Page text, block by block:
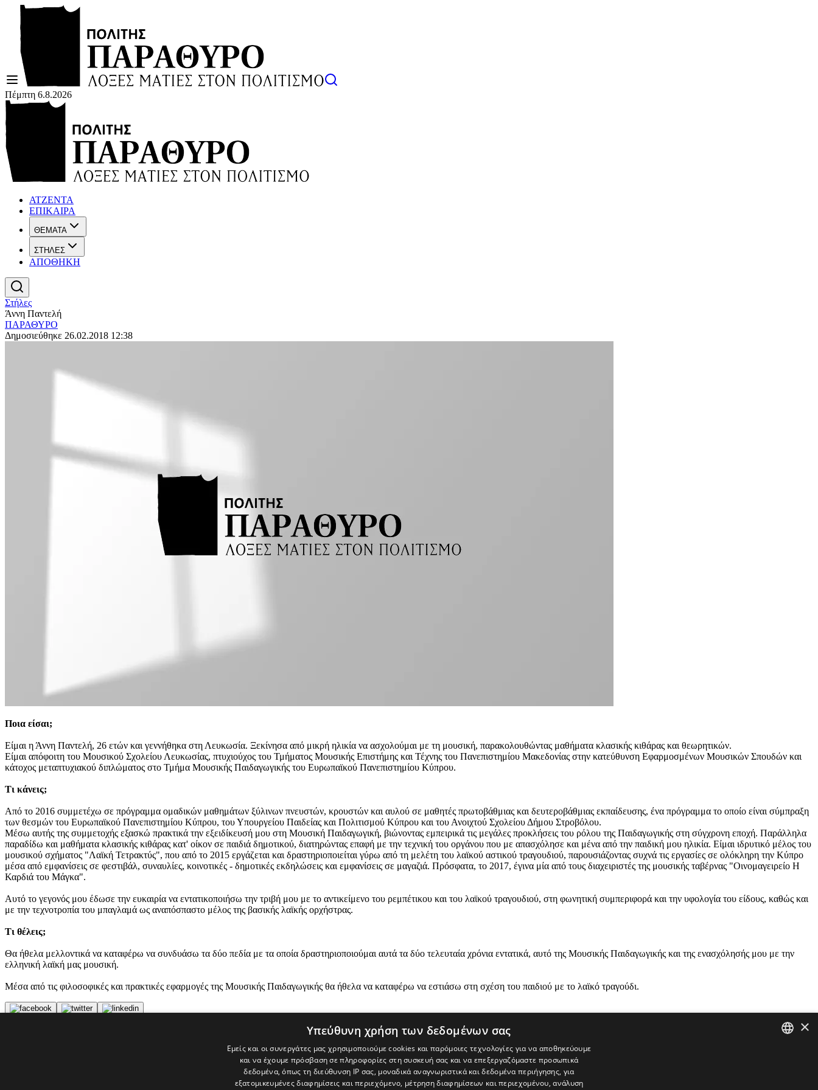
Πέμπτη 6.8.2026
ΑΤΖΕΝΤΑ
ΕΠΙΚΑΙΡΑ
ΘΕΜΑΤΑ
ΣΤΗΛΕΣ
ΑΠΟΘΗΚΗ
Στήλες
Άννη Παντελή
ΠΑΡΑΘΥΡΟ
Δημοσιεύθηκε 26.02.2018 12:38
Ποια είσαι;
Είμαι η Άννη Παντελή, 26 ετών και γεννήθηκα στη Λευκωσία. Ξεκίνησα από μικρή ηλικία να ασχολούμαι με τη μουσική, παρακολουθώντας μαθήματα κλασικής κιθάρας και θεωρητικών.
Είμαι απόφοιτη του Μουσικού Σχολείου Λευκωσίας, πτυχιούχος του Τμήματος Μουσικής Επιστήμης και Τέχνης του Πανεπιστημίου Μακεδονίας στην κατεύθυνση Εφαρμοσμένων Μουσικών Σπουδών και
κάτοχος μεταπτυχιακού διπλώματος στο Τμήμα Μουσικής Παιδαγωγικής του Ευρωπαϊκού Πανεπιστημίου Κύπρου.
Τι κάνεις;
Από το 2016 συμμετέχω σε πρόγραμμα ομαδικών μαθημάτων ξύλινων πνευστών, κρουστών και αυλού σε μαθητές πρωτοβάθμιας και δευτεροβάθμιας εκπαίδευσης, ένα πρόγραμμα το οποίο είναι σύμπραξη
των θεσμών του Ευρωπαϊκού Πανεπιστημίου Κύπρου, του Υπουργείου Παιδείας και Πολιτισμού Κύπρου και του Ανοιχτού Σχολείου Δήμου Στροβόλου.
Mέσω αυτής της συμμετοχής εξασκώ πρακτικά την εξειδίκευσή μου στη Μουσική Παιδαγωγική, βιώνοντας εμπειρικά τις μεγάλες προκλήσεις του ρόλου της Παιδαγωγικής στη σύγχρονη εποχή. Παράλληλα
παραδίδω και μαθήματα κλασικής κιθάρας κατ' οίκον σε παιδιά δημοτικού, διατηρώντας επαφή με την τεχνική του οργάνου που με απασχόλησε και μένα από την παιδική μου ηλικία. Είμαι ιδρυτικό μέλος του
μουσικού σχήματος "Λαϊκή Τετρακτύς", που από το 2015 εργάζεται και δραστηριοποιείται γύρω από τη μελέτη του λαϊκού αστικού τραγουδιού, παρουσιάζοντας συχνά τις εργασίες σε ολόκληρη την Κύπρο
μέσα από εμφανίσεις σε φεστιβάλ, συναυλίες, κοινοτικές - δημοτικές εκδηλώσεις και εμφανίσεις σε μαγαζιά. Πρόσφατα, το 2017, έγινα μία από τους διαχειριστές της μουσικής ταβέρνας "Οινομαγειρείο Η
Καρδιά του Μάγκα".
Αυτό το γεγονός μου έδωσε την ευκαιρία να εντατικοποιήσω την τριβή μου με το αντικείμενο του ρεμπέτικου και του λαϊκού τραγουδιού, στη φωνητική συμπεριφορά και την υφολογία του είδους, καθώς και
με την τεχνοτροπία του μπαγλαμά ως αναπόσπαστο μέλος της βασικής λαϊκής ορχήστρας.
Τι θέλεις;
Θα ήθελα μελλοντικά να καταφέρω να συνδυάσω τα δύο πεδία με τα οποία δραστηριοποιούμαι αυτά τα δύο τελευταία χρόνια εντατικά, αυτό της Μουσικής Παιδαγωγικής και της ενασχόλησής μου με την
ελληνική λαϊκή μας μουσική.
Μέσα από τις φιλοσοφικές και πρακτικές εφαρμογές της Μουσικής Παιδαγωγικής θα ήθελα να καταφέρω να εστιάσω στη σχέση του παιδιού με το λαϊκό τραγούδι.
×
Υπεύθυνη χρήση των δεδομένων σας
Εμείς και οι συνεργάτες μας χρησιμοποιούμε cookies και παρόμοιες τεχνολογίες για να αποθηκεύουμε
και να έχουμε πρόσβαση σε πληροφορίες στη συσκευή σας και να επεξεργαζόμαστε προσωπικά
δεδομένα, όπως τη διεύθυνση IP σας, μοναδικά αναγνωριστικά και δεδομένα περιήγησης, για
εξατομικευμένες διαφημίσεις και περιεχόμενο, μέτρηση διαφημίσεων και περιεχομένου, ανάλυση